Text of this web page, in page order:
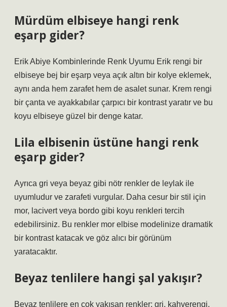
Mürdüm elbiseye hangi renk
eşarp gider?
Erik Abiye Kombinlerinde Renk Uyumu Erik rengi bir
elbiseye bej bir eşarp veya açık altın bir kolye eklemek,
aynı anda hem zarafet hem de asalet sunar. Krem rengi
bir çanta ve ayakkabılar çarpıcı bir kontrast yaratır ve bu
koyu elbiseye güzel bir denge katar.
Lila elbisenin üstüne hangi renk
eşarp gider?
Ayrıca gri veya beyaz gibi nötr renkler de leylak ile
uyumludur ve zarafeti vurgular. Daha cesur bir stil için
mor, lacivert veya bordo gibi koyu renkleri tercih
edebilirsiniz. Bu renkler mor elbise modelinize dramatik
bir kontrast katacak ve göz alıcı bir görünüm
yaratacaktır.
Beyaz tenlilere hangi şal yakışır?
Beyaz tenlilere en çok yakışan renkler: gri, kahverengi,